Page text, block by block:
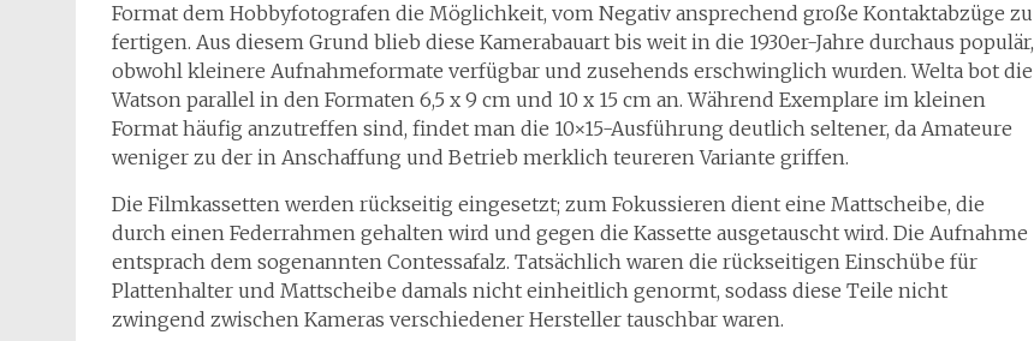
Format dem Hobbyfotografen die Möglichkeit, vom Negativ ansprechend große Kontaktabzüge zu
fertigen. Aus diesem Grund blieb diese Kamerabauart bis weit in die 1930er-Jahre durchaus populär,
obwohl kleinere Aufnahmeformate verfügbar und zusehends erschwinglich wurden. Welta bot die
Watson parallel in den Formaten 6,5 x 9 cm und 10 x 15 cm an. Während Exemplare im kleinen
Format häufig anzutreffen sind, findet man die 10×15-Ausführung deutlich seltener, da Amateure
weniger zu der in Anschaffung und Betrieb merklich teureren Variante griffen.
Die Filmkassetten werden rückseitig eingesetzt; zum Fokussieren dient eine Mattscheibe, die
durch einen Federrahmen gehalten wird und gegen die Kassette ausgetauscht wird. Die Aufnahme
entsprach dem sogenannten Contessafalz. Tatsächlich waren die rückseitigen Einschübe für
Plattenhalter und Mattscheibe damals nicht einheitlich genormt, sodass diese Teile nicht
zwingend zwischen Kameras verschiedener Hersteller tauschbar waren.